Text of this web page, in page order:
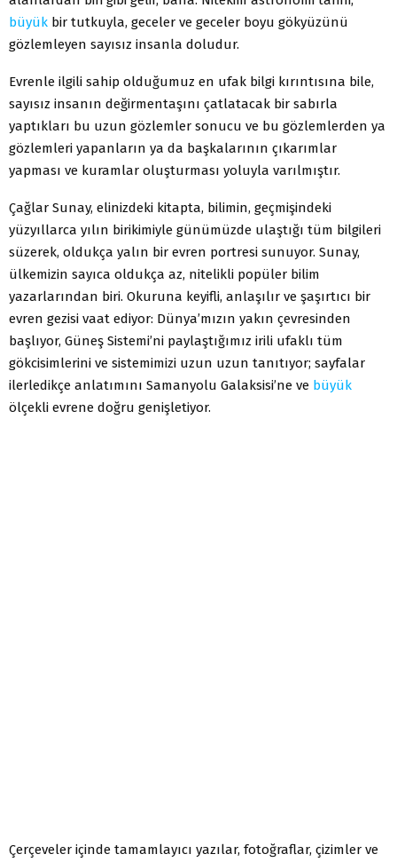
büyük bir tutkuyla, geceler ve geceler boyu gökyüzünü
gözlemleyen sayısız insanla doludur.
Evrenle ilgili sahip olduğumuz en ufak bilgi kırıntısına bile,
sayısız insanın değirmentaşını çatlatacak bir sabırla
yaptıkları bu uzun gözlemler sonucu ve bu gözlemlerden ya
gözlemleri yapanların ya da başkalarının çıkarımlar
yapması ve kuramlar oluşturması yoluyla varılmıştır.
Çağlar Sunay, elinizdeki kitapta, bilimin, geçmişindeki
yüzyıllarca yılın birikimiyle günümüzde ulaştığı tüm bilgileri
süzerek, oldukça yalın bir evren portresi sunuyor. Sunay,
ülkemizin sayıca oldukça az, nitelikli popüler bilim
yazarlarından biri. Okuruna keyifli, anlaşılır ve şaşırtıcı bir
evren gezisi vaat ediyor: Dünya’mızın yakın çevresinden
başlıyor, Güneş Sistemi’ni paylaştığımız irili ufaklı tüm
gökcisimlerini ve sistemimizi uzun uzun tanıtıyor; sayfalar
ilerledikçe anlatımını Samanyolu Galaksisi’ne ve büyük
ölçekli evrene doğru genişletiyor.
Çerçeveler içinde tamamlayıcı yazılar, fotoğraflar, çizimler ve